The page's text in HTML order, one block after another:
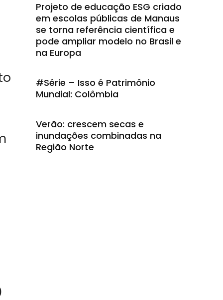
Projeto de educação ESG criado
em escolas públicas de Manaus
se torna referência científica e
pode ampliar modelo no Brasil e
na Europa
#Série – Isso é Patrimônio
Mundial: Colômbia
Verão: crescem secas e
inundações combinadas na
Região Norte